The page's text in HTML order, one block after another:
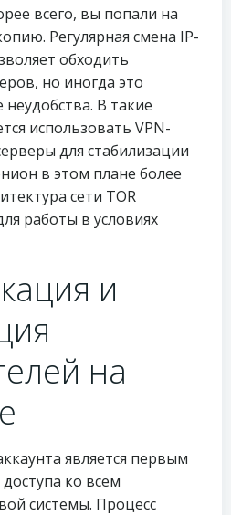
всего, вы попали на
Регулярная смена IP-
обходить
но иногда это
В такие
использовать VPN-
для стабилизации
в этом плане более
сети TOR
работы в условиях
и
на
является первым
ко всем
системы. Процесс